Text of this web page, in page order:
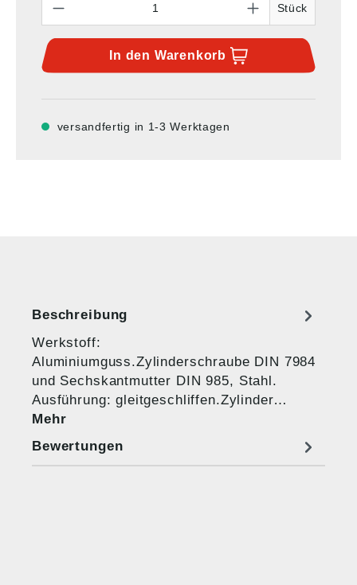
Stück
In den Warenkorb
versandfertig in 1-3 Werktagen
Beschreibung
Werkstoff:
Aluminiumguss.Zylinderschraube DIN 7984
und Sechskantmutter DIN 985, Stahl.
Ausführung: gleitgeschliffen.Zylinder…
Mehr
Bewertungen